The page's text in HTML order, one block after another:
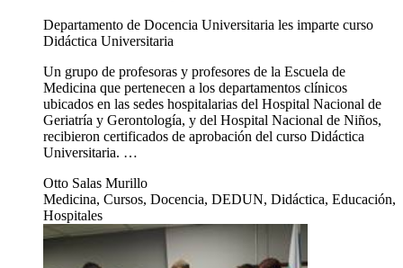
Departamento de Docencia Universitaria les imparte curso
Didáctica Universitaria
Un grupo de profesoras y profesores de la Escuela de
Medicina que pertenecen a los departamentos clínicos
ubicados en las sedes hospitalarias del Hospital Nacional de
Geriatría y Gerontología, y del Hospital Nacional de Niños,
recibieron certificados de aprobación del curso Didáctica
Universitaria. …
Otto Salas Murillo
Medicina, Cursos, Docencia, DEDUN, Didáctica, Educación,
Hospitales